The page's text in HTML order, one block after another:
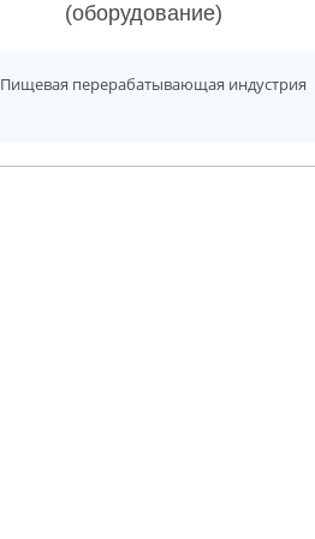
(оборудование)
Пищевая перерабатывающая индустрия